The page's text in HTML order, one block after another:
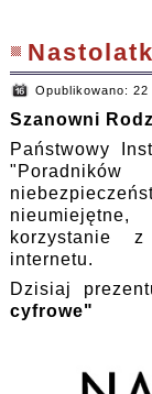
Opublikowano: 22
Szanowni
Państwowy
korzystanie
internetu.
Dzisiaj
cyfrowe"